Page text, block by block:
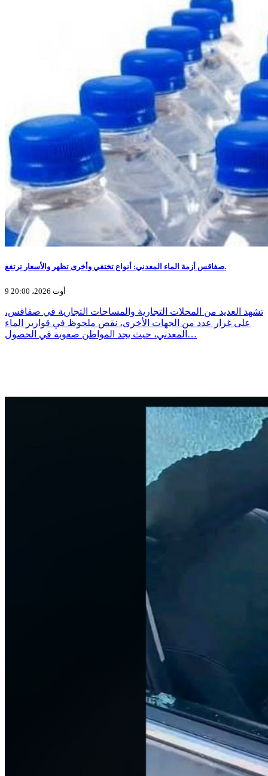
صفاقس أزمة الماء المعدني: أنواع تختفي وأخرى تظهر والأسعار ترتفع.
9 أوت 2026، 20:00
تشهد العديد من المحلات التجارية والمساحات التجارية في صفاقس،
على غرار عدد من الجهات الأخرى، نقص ملحوظ في قوارير الماء
المعدني، حيث يجد المواطن صعوبة في الحصول…